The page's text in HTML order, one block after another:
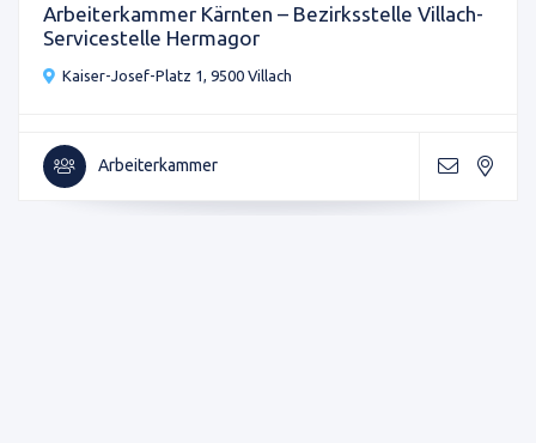
Arbeiterkammer Kärnten – Bezirksstelle Villach-
Servicestelle Hermagor
Kaiser-Josef-Platz 1, 9500 Villach
Arbeiterkammer